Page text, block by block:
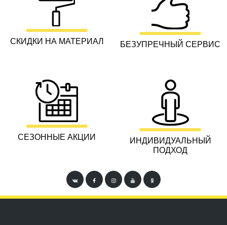
СКИДКИ НА МАТЕРИАЛ БЕЗУПРЕЧНЫЙ СЕРВИС
СЕЗОННЫЕ АКЦИИ
ИНДИВИДУАЛЬНЫЙ
ПОДХОД